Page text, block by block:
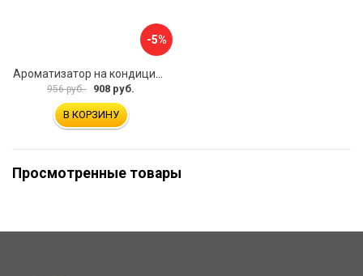
-5%
956 руб. 908 руб.
В КОРЗИНУ
Просмотренные товары